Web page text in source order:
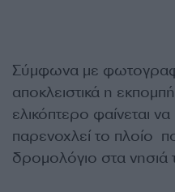
Σύμφωνα με
αποκλειστικά η
ελικόπτερο φαίνεται
παρενοχλεί το πλοίο
δρομολόγιο στα νησιά